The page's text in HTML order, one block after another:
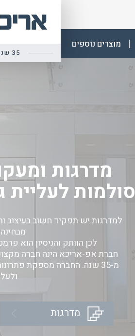
אריכא
מוצרים נוספים
מדרגות
סולמות לעליית
למדרגות יש תפקיד חשוב בעיצוב
לכן הוותק והניסיון הוא
חברת אפ-אריכא הינה חברה
מ-35 שנה. החברה מספקת
מדרגות